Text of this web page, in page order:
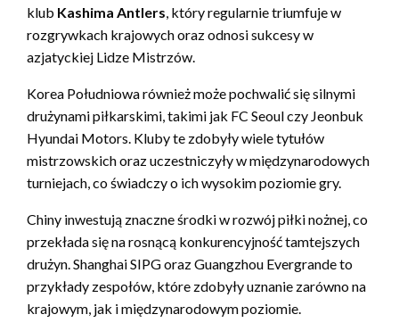
klub Kashima Antlers, który regularnie triumfuje w
rozgrywkach krajowych oraz odnosi sukcesy w
azjatyckiej Lidze Mistrzów.
Korea Południowa również może pochwalić się silnymi
drużynami piłkarskimi, takimi jak FC Seoul czy Jeonbuk
Hyundai Motors. Kluby te zdobyły wiele tytułów
mistrzowskich oraz uczestniczyły w międzynarodowych
turniejach, co świadczy o ich wysokim poziomie gry.
Chiny inwestują znaczne środki w rozwój piłki nożnej, co
przekłada się na rosnącą konkurencyjność tamtejszych
drużyn. Shanghai SIPG oraz Guangzhou Evergrande to
przykłady zespołów, które zdobyły uznanie zarówno na
krajowym, jak i międzynarodowym poziomie.